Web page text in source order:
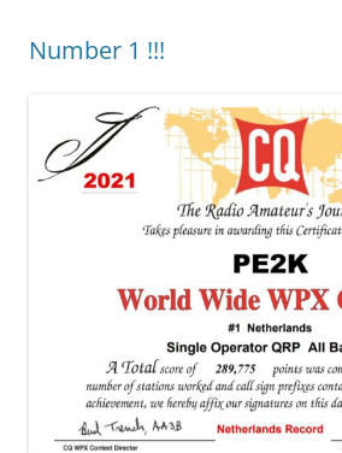
Number 1 !!!